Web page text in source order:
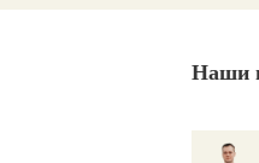
Наши